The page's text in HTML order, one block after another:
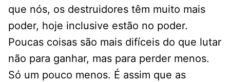
que nós, os destruidores têm muito mais
poder, hoje inclusive estão no poder.
Poucas coisas são mais difíceis do que lutar
não para ganhar, mas para perder menos.
Só um pouco menos. É assim que as